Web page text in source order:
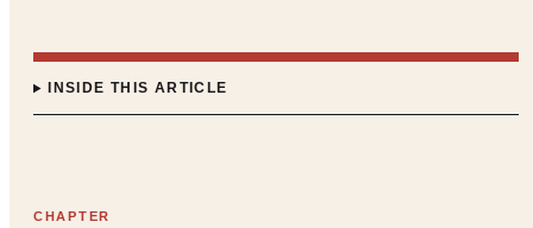
INSIDE THIS ARTICLE